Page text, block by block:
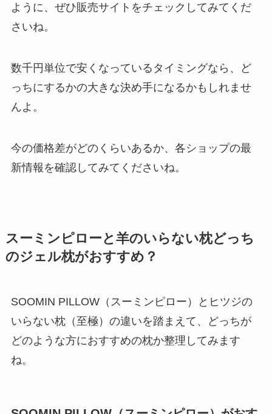
ように、ぜひ販売サイトをチェックしてみてくだ
さいね。
数千円単位で安くなっているタイミングなら、ど
っちにするかの大きな決め手になるかもしれませ
んよ。
今の価格差がどのくらいあるか、各ショップの最
新情報を確認してみてくださいね。
スーミンピローと羊のいらない枕どっち
のジェル枕がおすすめ？
SOOMIN PILLOW（スーミンピロー）とヒツジの
いらない枕（至極）の違いを踏まえて、どっちが
どのような方におすすめの枕か整理してみます
ね。